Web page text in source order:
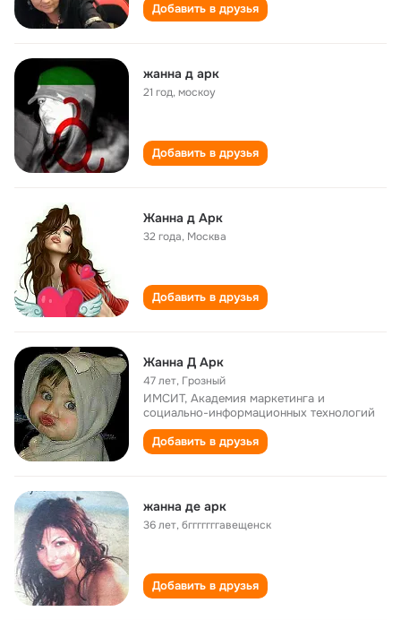
Добавить в друзья
жанна д арк
21 год,москоу
Добавить в друзья
Жанна д Арк
32 года, Москва
Добавить в друзья
Жанна Д Арк
47 лет, Грозный
ИМСИТ, Академия маркетинга и
социально-информационных технологий
Добавить в друзья
жанна де арк
36 лет,бгггггггавещенск
Добавить в друзья